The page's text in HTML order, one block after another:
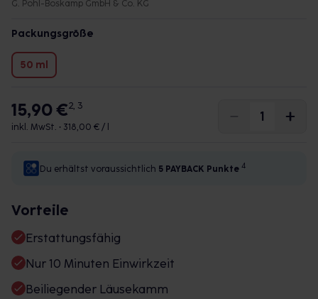
G. Pohl-Boskamp GmbH & Co. KG
Packungsgröße
50 ml
15,90 €2, 3
inkl. MwSt. • 318,00 € / l
Du erhältst voraussichtlich 5 PAYBACK Punkte 4
Vorteile
Erstattungsfähig
Nur 10 Minuten Einwirkzeit
Beiliegender Läusekamm